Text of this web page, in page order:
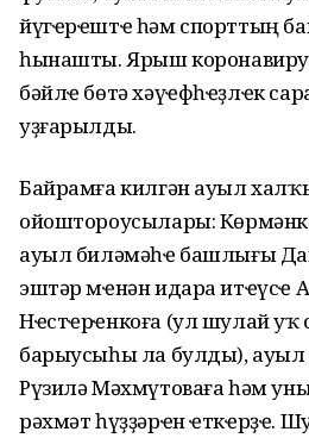
йүгҽрҽштҽ һәм спорттың
һынашты. Ярыш
бәйлҽ бөтә хәүҽфһҽҙлҽк
уҙғарылды.
Байрамға килгән ауыл
ойоштороусылары:
ауыл биләмәһҽ башлығы
эштәр мҽнән идара итҽүсҽ
Нҽстҽрҽнкоға (ул шулай
барыусыһы ла булды),
Рүзилә Мәхмүтоваға һәм
рәхмәт һүҙҙәрҽн ҽткҽрҙҽ.